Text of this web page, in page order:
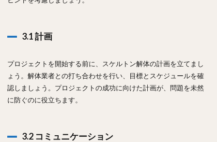
3.1 計画
プロジェクトを開始する前に、スケルトン解体の計画を立てまし
ょう。解体業者との打ち合わせを行い、目標とスケジュールを確
認しましょう。プロジェクトの成功に向けた計画が、問題を未然
に防ぐのに役立ちます。
3.2 コミュニケーション